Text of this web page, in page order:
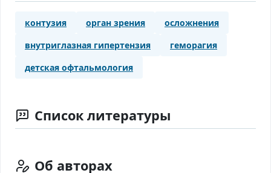
контузия орган зрения
осложнения
внутриглазная гипертензия
геморагия
детская офтальмология
Список литературы
Об авторах